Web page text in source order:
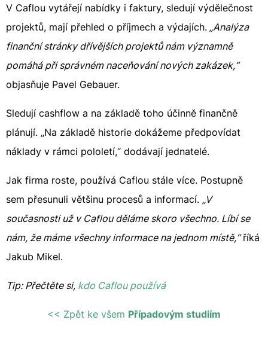
V Caflou vytářejí nabídky i faktury, sledují výdělečnost
projektů, mají přehled o příjmech a výdajích. „Analýza
finanční stránky dřívějších projektů nám významně
pomáhá při správném naceňování nových zakázek,“
objasňuje Pavel Gebauer.
Sledují cashflow a na základě toho účinně finančně
plánují. „Na základě historie dokážeme předpovídat
náklady v rámci pololetí,“ dodávají jednatelé.
Jak firma roste, používá Caflou stále více. Postupně
sem přesunuli většinu procesů a informací. „V
současnosti už v Caflou děláme skoro všechno. Líbí se
nám, že máme všechny informace na jednom místě,“říká
Jakub Mikel.
Tip: Přečtěte si, kdo Caflou používá
<< Zpět ke všem Případovým studiím